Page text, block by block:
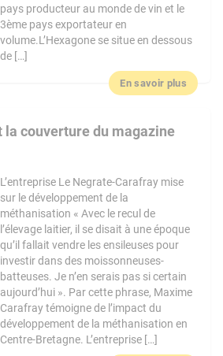
pays producteur au monde de vin et le
3ème pays exportateur en
volume.L’Hexagone se situe en dessous
de […]
En savoir plus
la couverture du magazine
L’entreprise Le Negrate-Carafray mise
sur le développement de la
méthanisation « Avec le recul de
l’élevage laitier, il se disait à une époque
qu’il fallait vendre les ensileuses pour
investir dans des moissonneuses-
batteuses. Je n’en serais pas si certain
aujourd’hui ». Par cette phrase, Maxime
Carafray témoigne de l’impact du
développement de la méthanisation en
Centre-Bretagne. L’entreprise […]